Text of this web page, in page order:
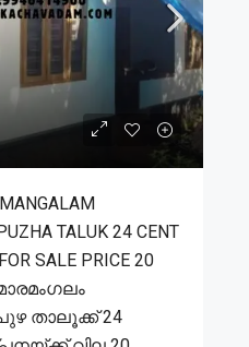
TALUK 24 CENT
SALE PRICE 20
താലൂക്ക് 24